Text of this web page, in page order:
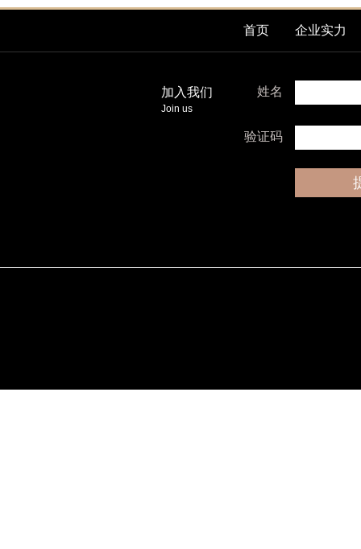
首页 企业实力
加入我们
Join us
姓名
验证码